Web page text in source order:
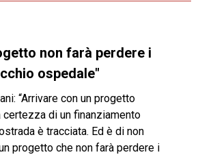
non farà perdere i
ospedale"
“Arrivare con un progetto
di un finanziamento
è tracciata. Ed è di non
progetto che non farà perdere i